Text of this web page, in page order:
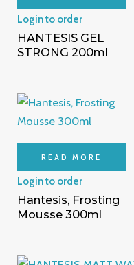
Login to order
HANTESIS GEL
STRONG 200ml
READ MORE
Login to order
Hantesis, Frosting
Mousse 300ml